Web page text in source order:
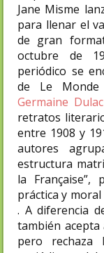
Jane Misme
para llenar el
de gran
octubre de
periódico se
de Le Monde
Germaine Dulac
retratos
entre 1908 y
autores
estructura
la Française”,
práctica y
. A diferencia
también
pero rechaza